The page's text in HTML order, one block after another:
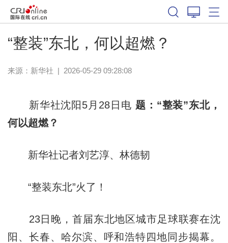
“整装”东北，何以超燃？
来源：新华社 | 2026-05-29 09:28:08
新华社沈阳5月28日电 题：“整装”东北，
何以超燃？
新华社记者刘艺淳、林德韧
“整装东北”火了！
23日晚，首届东北地区城市足球联赛在沈
阳、长春、哈尔滨、呼和浩特四地同步揭幕。